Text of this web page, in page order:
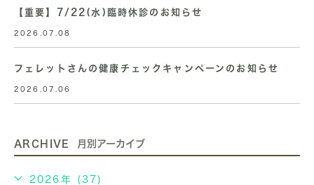
【重要】7/22(水)臨時休診のお知らせ
2026.07.08
フェレットさんの健康チェックキャンペーンのお知らせ
2026.07.06
ARCHIVE 月別アーカイブ
2026年 (37)